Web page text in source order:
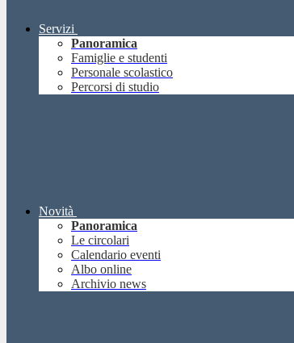
Servizi
Panoramica
Famiglie e studenti
Personale scolastico
Percorsi di studio
Novità
Panoramica
Le circolari
Calendario eventi
Albo online
Archivio news